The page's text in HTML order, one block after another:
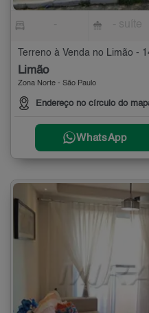
Terreno à Venda no Limão -
Limão
Zona Norte - São Paulo
Endereço no círculo do
WhatsApp